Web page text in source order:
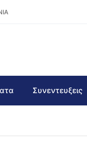
Συνεντευξεις